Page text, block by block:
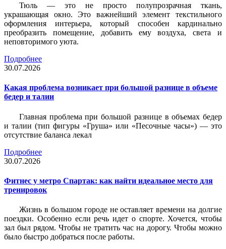
Тюль — это не просто полупрозрачная ткань,
украшающая окно. Это важнейший элемент текстильного
оформления интерьера, который способен кардинально
преобразить помещение, добавить ему воздуха, света и
неповторимого уюта.
Подробнее
30.07.2026
Какая проблема возникает при большой разнице в объеме
бедер и талии
Главная проблема при большой разнице в объемах бедер
и талии (тип фигуры «Груша» или «Песочные часы») — это
отсутствие баланса лекал
Подробнее
30.07.2026
Фитнес у метро Спартак: как найти идеальное место для
тренировок
Жизнь в большом городе не оставляет времени на долгие
поездки. Особенно если речь идет о спорте. Хочется, чтобы
зал был рядом. Чтобы не тратить час на дорогу. Чтобы можно
было быстро добраться после работы.